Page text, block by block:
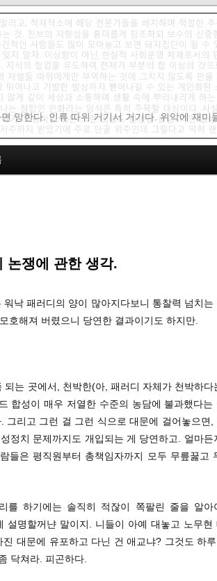
망한다. 인류 따위 거기서 거기다. 위악에 재미
논쟁에 관한 생각.
낙 패러디의 양이 많아지다보니 통찰력 넘치는
호해져 버렸으니 당연한 결과이기도 하지만.
는 곳에서, 천박한(아, 패러디 자체가 천박하다
합성이 매우 저열한 수준의 농담에 불과했다는
그리고 그런 걸 그런 식으로 대문에 걸어놓으면,
정치 문제까지도 개입되는 게 당연하고. 얼마든
들은 평직원부터 총책임자까지 모두 무릎꿇고
를 하기에는 솔직히 적잖이 쪽팔린 줄을 알아
설명할꺼냔 말이지. 니들이 아예 대놓고 노무현
대문에 유포하고 다닌 건 애교냐? 그것도 하
닥쳐라. 피곤하다.